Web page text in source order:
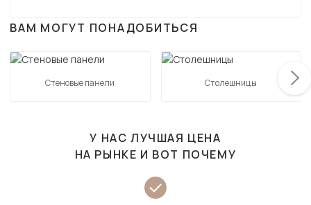
ВАМ МОГУТ ПОНАДОБИТЬСЯ
Стеновые панели Столешницы
У НАС ЛУЧШАЯ ЦЕНА
НА РЫНКЕ И ВОТ ПОЧЕМУ